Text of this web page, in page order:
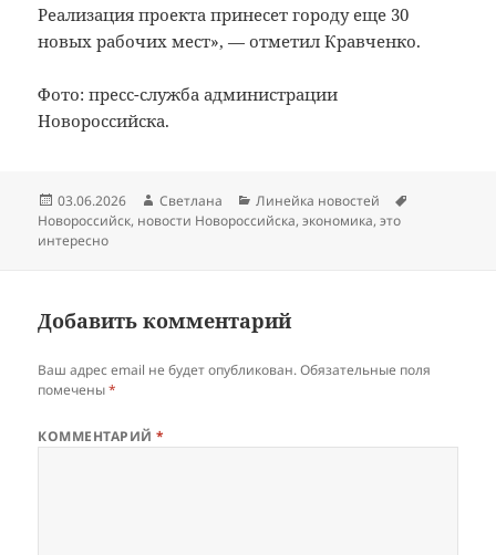
Реализация проекта принесет городу еще 30
новых рабочих мест», — отметил Кравченко.
Фото: пресс-служба администрации
Новороссийска.
Опубликовано
03.06.2026 Автор
Светлана Рубрики
Линейка новостей
Новороссийск, новости Новороссийска,экономика,это
интересно
Добавить комментарий
Ваш адрес email не будет опубликован. Обязательные поля
помечены*
КОММЕНТАРИЙ*